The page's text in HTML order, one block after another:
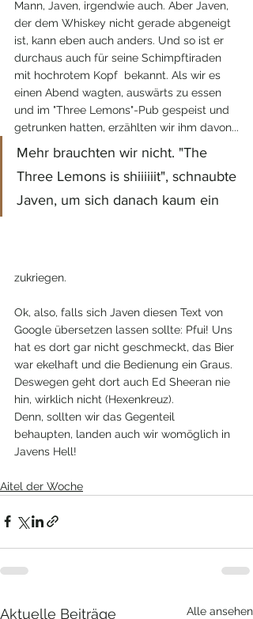
Mann, Javen, irgendwie auch. Aber Javen,
der dem Whiskey nicht gerade abgeneigt
ist, kann eben auch anders. Und so ist er
durchaus auch für seine Schimpftiraden
mit hochrotem Kopf  bekannt. Als wir es
einen Abend wagten, auswärts zu essen
und im "Three Lemons"-Pub gespeist und
getrunken hatten, erzählten wir ihm davon...
Mehr brauchten wir nicht. "The
Three Lemons is shiiiiiit", schnaubte
Javen, um sich danach kaum ein
zukriegen.
Ok, also, falls sich Javen diesen Text von
Google übersetzen lassen sollte: Pfui! Uns
hat es dort gar nicht geschmeckt, das Bier
war ekelhaft und die Bedienung ein Graus.
Deswegen geht dort auch Ed Sheeran nie
hin, wirklich nicht (Hexenkreuz).
Denn, sollten wir das Gegenteil
behaupten, landen auch wir womöglich in
Javens Hell!
Aitel der Woche
Aktuelle Beiträge Alle ansehen